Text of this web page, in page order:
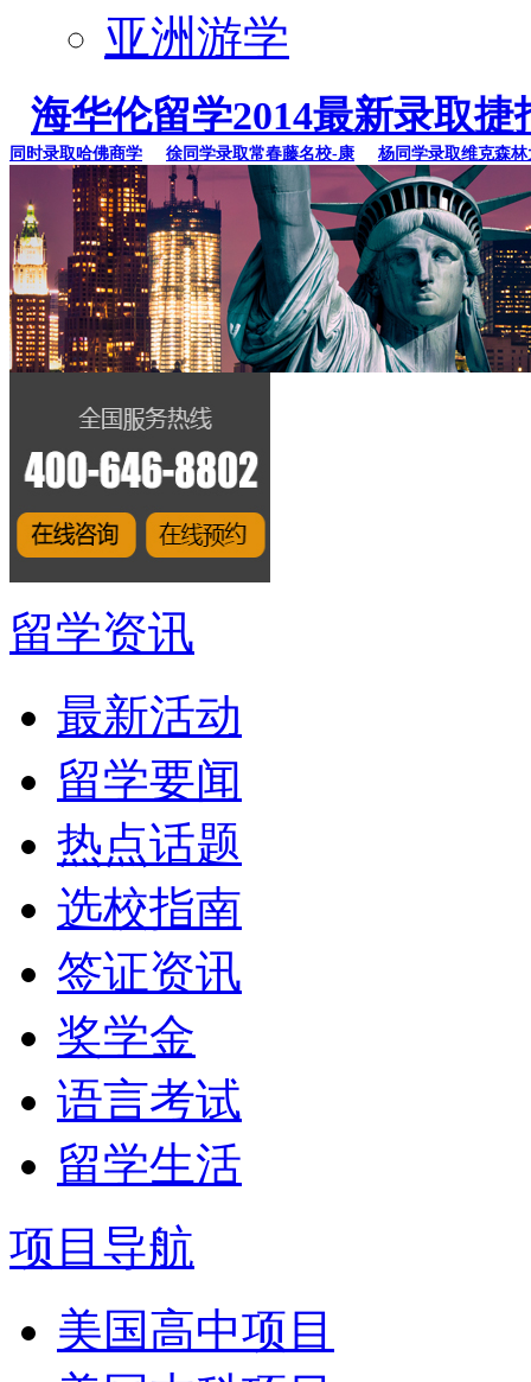
亚洲游学
海华伦留学2014最新录取捷
录取哈佛商学 徐同学录取常春藤名校-康 杨同学录取维克森林大学
留学资讯
最新活动
留学要闻
热点话题
选校指南
签证资讯
奖学金
语言考试
留学生活
项目导航
美国高中项目